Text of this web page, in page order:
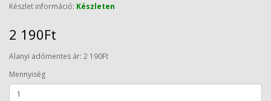
Készlet információ: Készleten
2 190Ft
Alanyi adómentes ár: 2 190Ft
Mennyiség